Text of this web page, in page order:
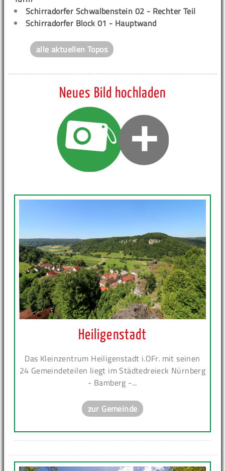
Schirradorfer Schwalbenstein 02 - Rechter Teil
Schirradorfer Block 01 - Hauptwand
alle aktuellen Topos
Neues Bild hochladen
Heiligenstadt
Das Kleinzentrum Heiligenstadt i.OFr. mit seinen
24 Gemeindeteilen liegt im Städtedreieck Nürnberg
- Bamberg -...
zur Gemeinde